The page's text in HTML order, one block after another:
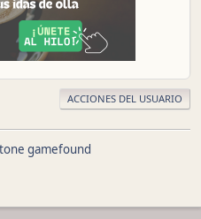
ACCIONES DEL USUARIO